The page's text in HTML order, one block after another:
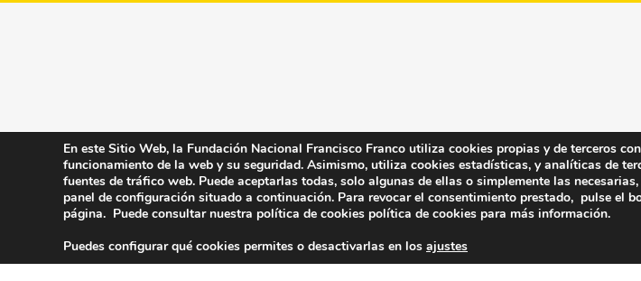
En este Sitio Web, la Fundación Nacional Francisco Franco utiliza cookies propias y de terceros
funcionamiento de la web y su seguridad. Asimismo, utiliza cookies estadísticas, y analíticas de
fuentes de tráfico web. Puede aceptarlas todas, solo algunas de ellas o simplemente las
panel de configuración situado a continuación. Para revocar el consentimiento prestado, pulse el
página. Puede consultar nuestra política de cookies política de cookies para más información.
Puedes configurar qué cookies permites o desactivarlas en los ajustes